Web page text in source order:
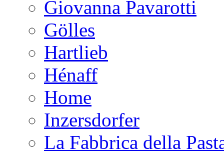
Giovanna Pavarotti
Gölles
Hartlieb
Hénaff
Home
Inzersdorfer
La Fabbrica della